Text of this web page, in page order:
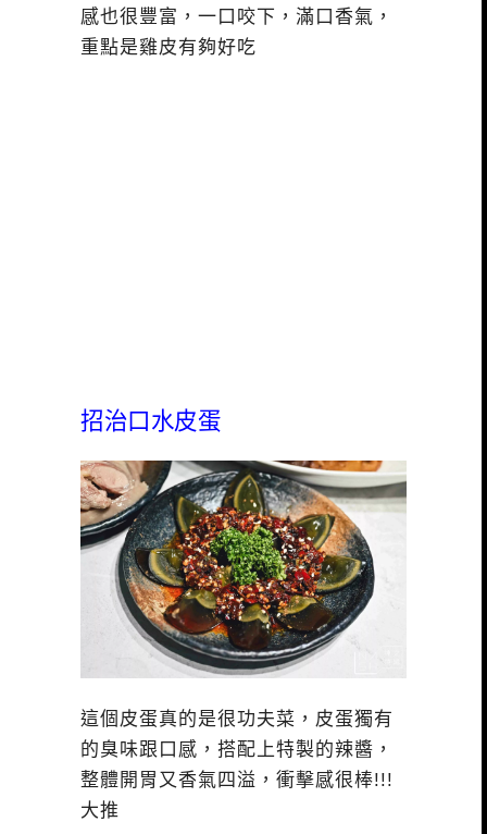
感也很豐富，一口咬下，滿口香氣，
重點是雞皮有夠好吃
招治口水皮蛋
這個皮蛋真的是很功夫菜，皮蛋獨有
的臭味跟口感，搭配上特製的辣醬，
整體開胃又香氣四溢，衝擊感很棒!!!
大推